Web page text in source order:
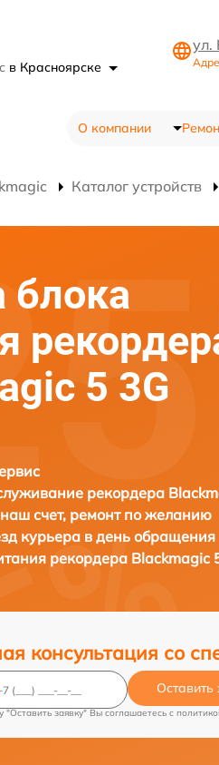
в Красноярске
ул.
О компании
Каталог устройств
блока
5 3G
рекордера
счет, ремонт по желанию
курьера в день обращения
рекордера Blackmagic
консультация со
Оставить
"Оставить заявку" Вы соглашаетесь c